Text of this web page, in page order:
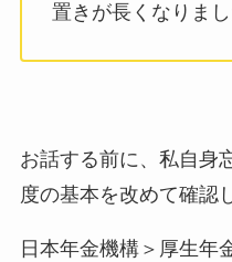
置きが長くなりまし
お話する前に、私自身
度の基本を改めて確認
日本年金機構＞厚生年